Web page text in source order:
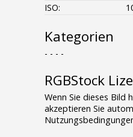
ISO:
Kategorien
- - - -
RGBStock
Wenn Sie dieses Bild
akzeptieren Sie